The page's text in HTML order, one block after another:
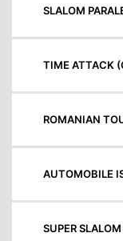
SLALOM
TIME ATTACK
ROMANIAN
AUTOMOBILE
SUPER